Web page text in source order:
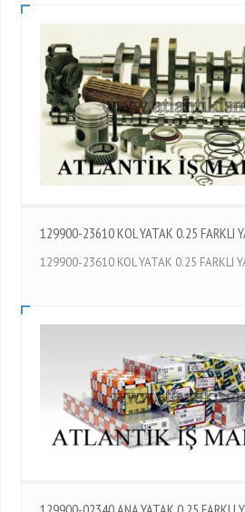
129900-23610 KOL YATAK 0.25 FARKLI
129900-23610 KOL YATAK 0.25 FARKLI